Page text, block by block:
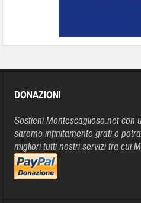
DONAZIONI
Sostieni Montescaglioso.net con
saremo infinitamente grati e
migliori tutti nostri servizi tra cui